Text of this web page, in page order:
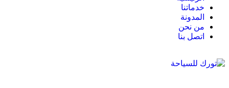
خدماتنا
المدونة
من نحن
اتصل بنا